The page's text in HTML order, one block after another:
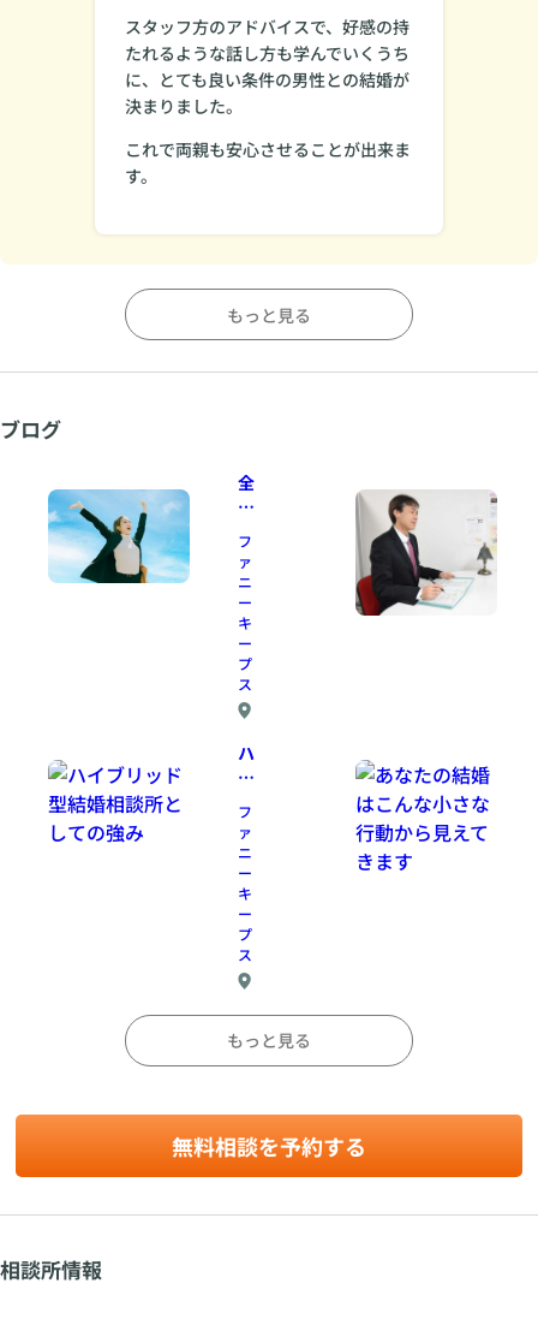
スタッフ方のアドバイスで、好感の持
たれるような話し方も学んでいくうち
に、とても良い条件の男性との結婚が
決まりました。
これで両親も安心させることが出来ま
す。
もっと見る
ブログ
全
国
こ
に
住
ん
で
い
て
も
入
会
き
、
活
動
も
問
題
あ
り
ま
フ
ァ
ニ
ー
キ
ー
プ
ス
R
京
東
北
線
東
神
奈
川
駅
徒
歩
分
、
京
本
ハ
イ
リ
ッ
ド
型
結
婚
相
談
所
と
し
の
強
み
フ
ァ
ニ
ー
キ
ー
プ
ス
京
浜
北
線
東
神
もっと見る
無料相談を予約する
相談所情報